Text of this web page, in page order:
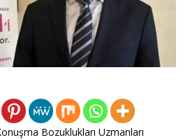
Bozuklukları Uzmanları